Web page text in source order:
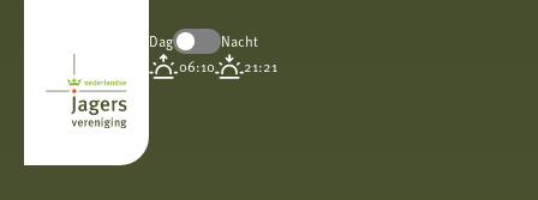
Koninklijke
Nederlandse
Jagersvereniging
Dag
Nacht
06:10
21:21